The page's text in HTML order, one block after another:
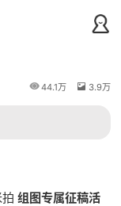
44.1万 3.9万
组图专属征稿活